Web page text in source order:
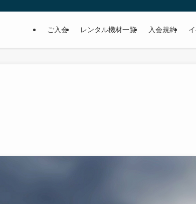
ご入会 レンタル機材一覧 入会規約